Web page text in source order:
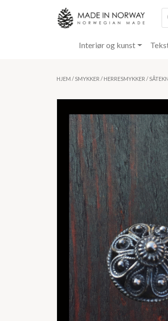
Interiør og kunst
HJEM / SMYKKER / HERRESMYKKER /